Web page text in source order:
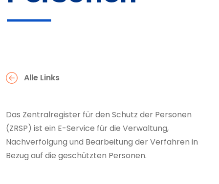
Alle Links
Das Zentralregister für den Schutz der Personen
(ZRSP) ist ein E-Service für die Verwaltung,
Nachverfolgung und Bearbeitung der Verfahren in
Bezug auf die geschützten Personen.